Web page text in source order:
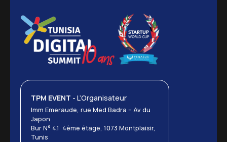
TPM EVENT - L’Organisateur
Imm Emeraude, rue Med Badra – Av du
Japon
Bur N° 4.1 4ème étage, 1073 Montplaisir,
Tunis